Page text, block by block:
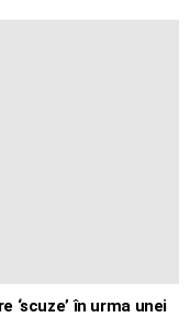
‘scuze’ în urma unei